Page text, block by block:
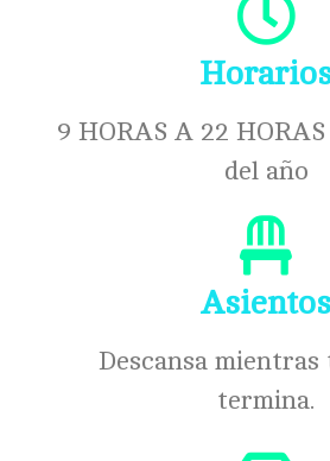
9 HORAS A 22
del año
Asientos
Descansa mientras
termina.